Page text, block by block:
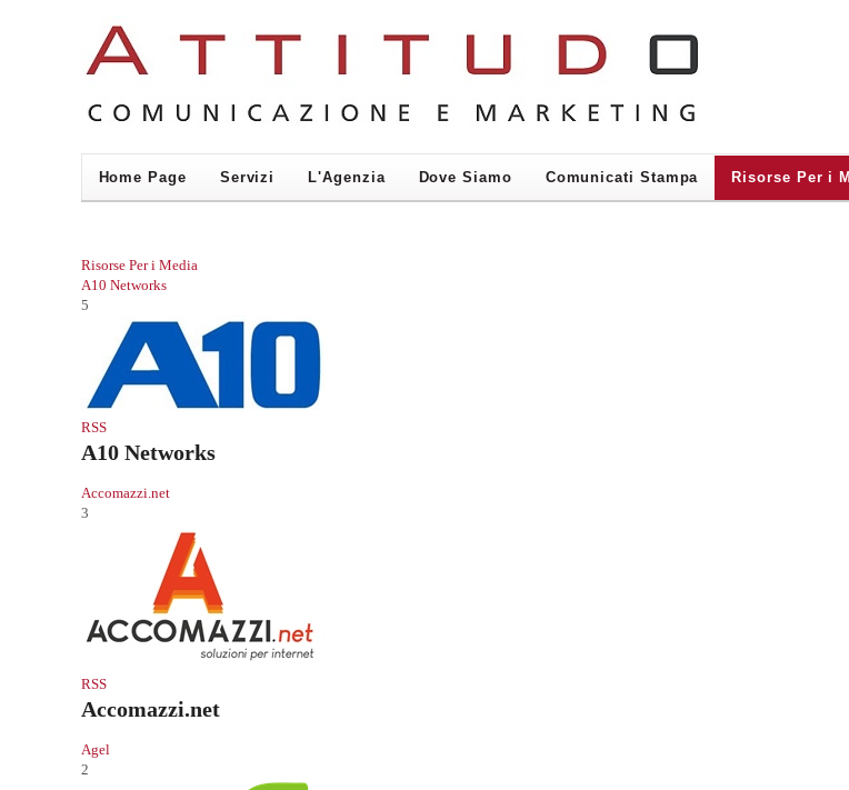
Home Page Servizi L'Agenzia Dove Siamo Comunicati Stampa Risorse Per i
Risorse Per i Media
A10 Networks
5
RSS
A10 Networks
Accomazzi.net
3
RSS
Accomazzi.net
Agel
2